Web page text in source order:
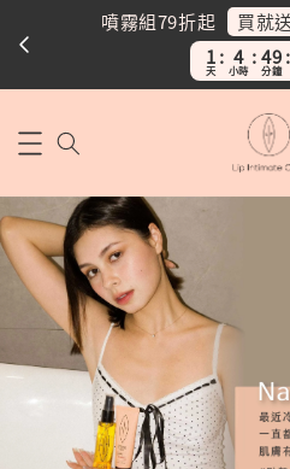
噴霧組79折起
買就
1
天
4
小時
49
分鐘